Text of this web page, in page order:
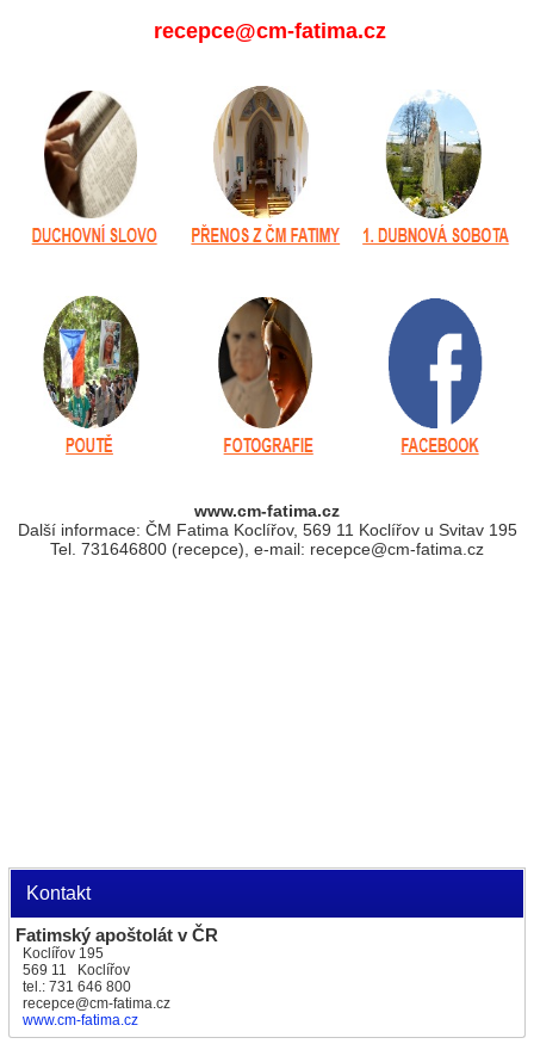
Kontakt
Fatimský apoštolát v ČR
Koclířov 195
569 11 Koclířov
tel.: 731 646 800
recepce@cm-fatima.cz
www.cm-fatima.cz
recepce@cm-fatima.cz
www.cm-fatima.cz
Další informace: ČM Fatima Koclířov, 569 11 Koclířov u Svitav 195
Tel. 731646800 (recepce), e-mail: recepce@cm-fatima.cz